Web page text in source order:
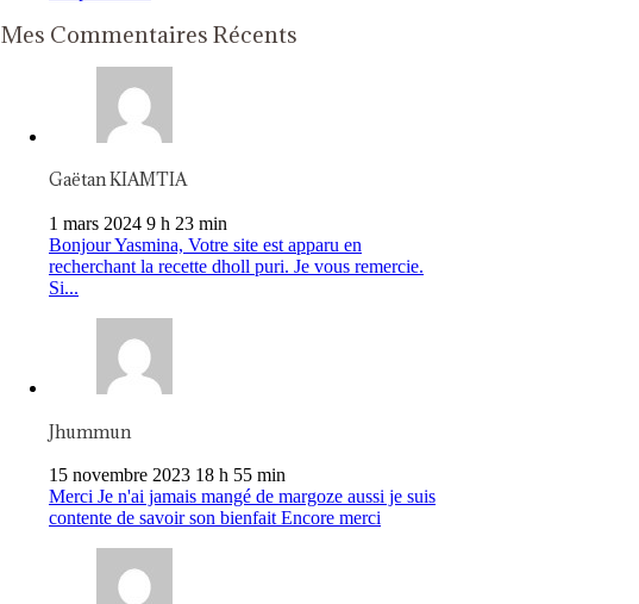
Mes Commentaires Récents
Gaëtan KIAMTIA
1 mars 2024 9 h 23 min
Bonjour Yasmina, Votre site est apparu en
recherchant la recette dholl puri. Je vous remercie.
Si...
Jhummun
15 novembre 2023 18 h 55 min
Merci Je n'ai jamais mangé de margoze aussi je suis
contente de savoir son bienfait Encore merci